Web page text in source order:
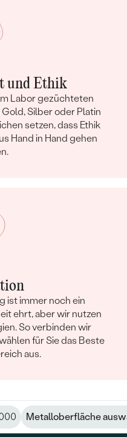
und Ethik
Labor gezüchteten
Silber oder Platin
setzen, dass Ethik
Hand in Hand gehen
ist immer noch ein
ehrt, aber wir nutzen
So verbinden wir
für Sie das Beste
aus.
Metalloberfläche